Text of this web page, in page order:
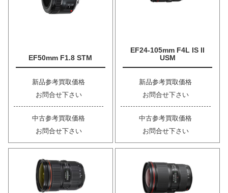
EF50mm F1.8 STM
新品参考買取価格
お問合せ下さい
中古参考買取価格
お問合せ下さい
EF24-105mm F4L IS II
USM
新品参考買取価格
お問合せ下さい
中古参考買取価格
お問合せ下さい